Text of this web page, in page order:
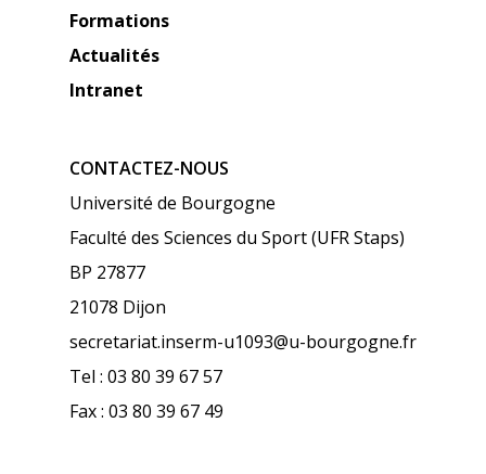
Formations
Actualités
Intranet
CONTACTEZ-NOUS
Université de Bourgogne
Faculté des Sciences du Sport (UFR Staps)
BP 27877
21078 Dijon
secretariat.inserm-u1093@u-bourgogne.fr
Tel : 03 80 39 67 57
Fax : 03 80 39 67 49